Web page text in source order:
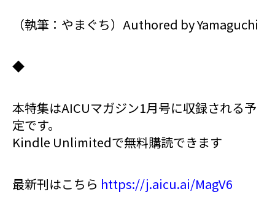
（執筆：やまぐち）Authored by Yamaguchi
◆
本特集はAICUマガジン1月号に収録される予
定です。
Kindle Unlimitedで無料購読できます
最新刊はこちら https://j.aicu.ai/MagV6